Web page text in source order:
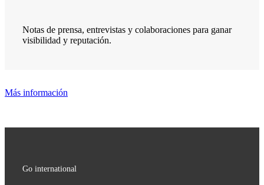
Notas de prensa, entrevistas y colaboraciones para ganar
visibilidad y reputación.
Más información
Go international